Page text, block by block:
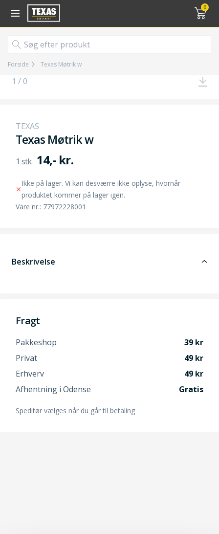
0
Gå til kurv (
Forside Texas Møtrik w
1 / 0
TEXAS
Texas Møtrik w
14,- kr.
Ikke på lager. Vi kan desværre ikke oplyse, hvornår
produktet kommer på lager igen.
Vare nr.: 77972228001
Beskrivelse
Fragt
Pakkeshop
39
Privat
49
Erhverv
49
Afhentning i Odense
Gratis
Speditør vælges når du går til betaling